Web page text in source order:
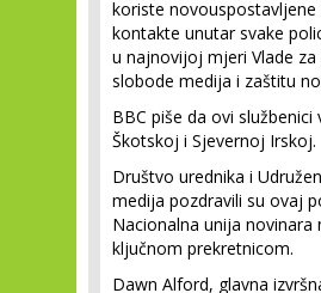
koriste novouspostavljene
kontakte unutar svake
u najnovijoj mjeri Vlade
slobode medija i zaštitu
BBC piše da ovi
Škotskoj i Sjevernoj Irskoj.
Društvo urednika i
medija pozdravili su ovaj
Nacionalna unija novinara
ključnom prekretnicom.
Dawn Alford, glavna